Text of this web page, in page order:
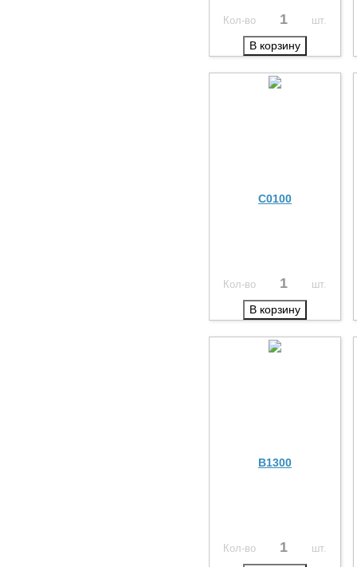
Кол-во шт.
В корзину
C0100
Кол-во шт.
В корзину
B1300
Кол-во шт.